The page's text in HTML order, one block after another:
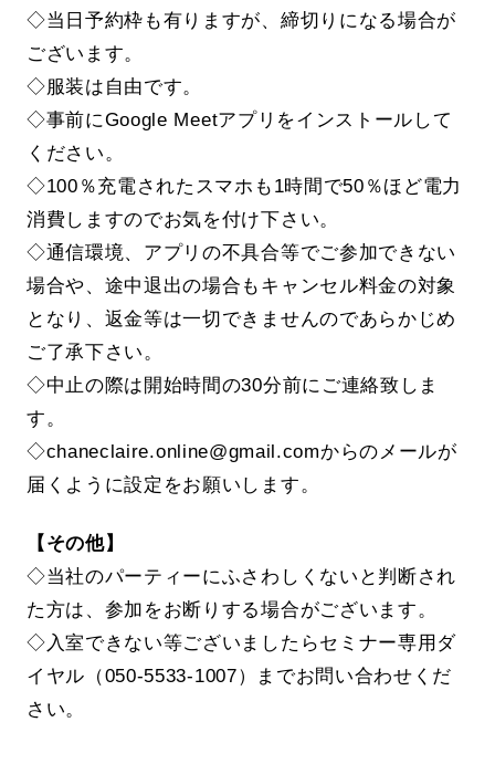
◇当日予約枠も有りますが、締切りになる場合が
ございます。
◇服装は自由です。
◇事前にGoogle Meetアプリをインストールして
ください。
◇100％充電されたスマホも1時間で50％ほど電力
消費しますのでお気を付け下さい。
◇通信環境、アプリの不具合等でご参加できない
場合や、途中退出の場合もキャンセル料金の対象
となり、返金等は一切できませんのであらかじめ
ご了承下さい。
◇中止の際は開始時間の30分前にご連絡致しま
す。
◇chaneclaire.online@gmail.comからのメールが
届くように設定をお願いします。
【その他】
◇当社のパーティーにふさわしくないと判断され
た方は、参加をお断りする場合がございます。
◇入室できない等ございましたらセミナー専用ダ
イヤル（050-5533-1007）までお問い合わせくだ
さい。